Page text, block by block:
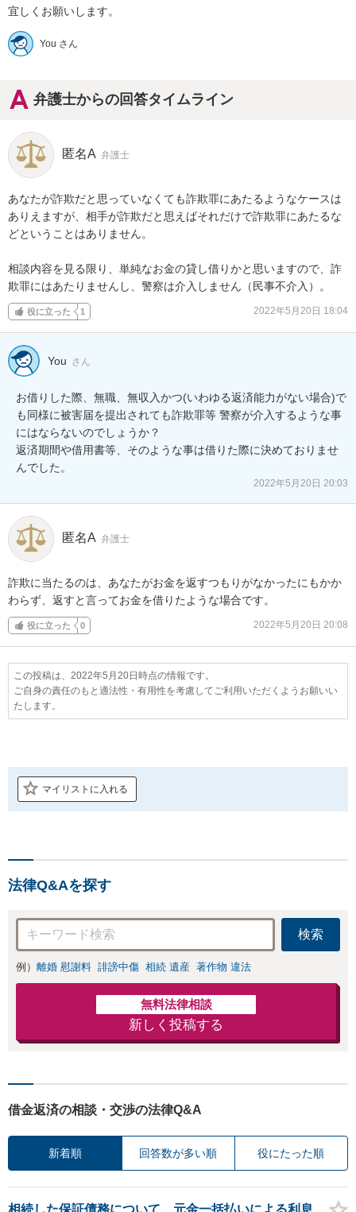
宜しくお願いします。
You さん
弁護士からの回答タイムライン
匿名A 弁護士
あなたが詐欺だと思っていなくても詐欺罪にあたるようなケースは
ありえますが、相手が詐欺だと思えばそれだけで詐欺罪にあたるな
どということはありません。
相談内容を見る限り、単純なお金の貸し借りかと思いますので、詐
欺罪にはあたりませんし、警察は介入しません（民事不介入）。
役に立った 1 2022年5月20日 18:04
You さん
お借りした際、無職、無収入かつ(いわゆる返済能力がない場合)で
も同様に被害届を提出されても詐欺罪等 警察が介入するような事
にはならないのでしょうか？
返済期間や借用書等、そのような事は借りた際に決めておりませ
2022年5月20日 20:03
匿名A 弁護士
詐欺に当たるのは、あなたがお金を返すつもりがなかったにもかか
わらず、返すと言ってお金を借りたような場合です。
役に立った 0 2022年5月20日 20:08
この投稿は、2022年5月20日時点の情報です。
ご自身の責任のもと適法性・有用性を考慮してご利用いただくようお願いい
たします。
マイリストに入れる
法律Q&Aを探す
検索
例） 離婚 慰謝料 誹謗中傷 相続 遺産 著作物 違法
無料法律相談
新しく投稿する
借金返済の相談・交渉の法律Q&A
新着順 回答数が多い順 役にたった順
相続した保証債務について、元金一括払いによる利息